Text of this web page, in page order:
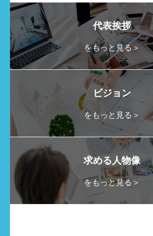
代表挨拶
をもっと見る＞
ビジョン
をもっと見る＞
求める人物像
をもっと見る＞